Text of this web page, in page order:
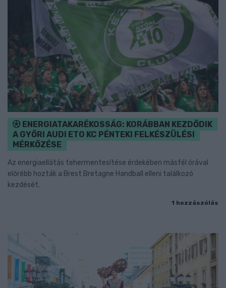
ENERGIATAKARÉKOSSÁG: KORÁBBAN KEZDŐDIK
A GYŐRI AUDI ETO KC PÉNTEKI FELKÉSZÜLÉSI
MÉRKŐZÉSE
Az energiaellátás tehermentesítése érdekében másfél órával
előrébb hozták a Brest Bretagne Handball elleni találkozó
kezdését.
1 hozzászólás